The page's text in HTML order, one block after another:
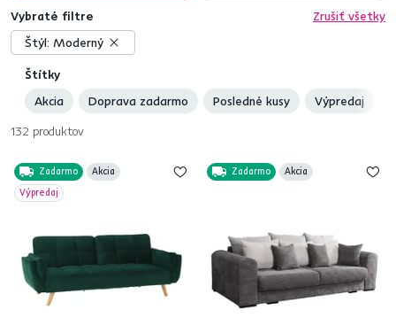
Štítky
Akcia
Doprava zadarmo Posledné kusy Výpredaj
Vybraté filtre
Zrušiť všetky
Štýl: Moderný
132 produktov
Zadarmo
Akcia
Výpredaj
Zadarmo Akcia